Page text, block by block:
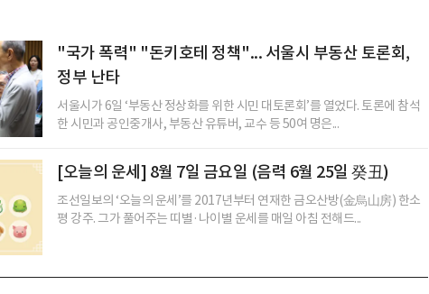
"국가 폭력" "돈키호테 정책"... 서울시 부동산 토론회,
정부 난타
서울시가 6일 ‘부동산 정상화를 위한 시민 대토론회’를 열었다. 토론에 참석
한 시민과 공인중개사, 부동산 유튜버, 교수 등 50여 명은...
[오늘의 운세] 8월 7일 금요일 (음력 6월 25일 癸丑)
조선일보의 ‘오늘의 운세’를 2017년부터 연재한 금오산방(金烏山房) 한소
평 강주. 그가 풀어주는 띠별·나이별 운세를 매일 아침 전해드...